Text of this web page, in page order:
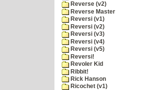
Reverse (v2)
Reverse Master
Reversi (v1)
Reversi (v2)
Reversi (v3)
Reversi (v4)
Reversi (v5)
Reversi!
Revoler Kid
Ribbit!
Rick Hanson
Ricochet (v1)